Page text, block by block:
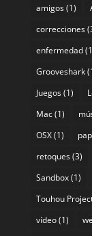
amigos(1)
correcciones
enfermedad
Grooveshark
Juegos(1)
Mac(1)
OSX(1)
retoques(3)
Sandbox(1)
Touhou
vídeo(1)